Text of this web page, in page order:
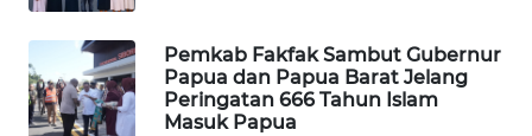
Pemkab Fakfak Sambut Gubernur
Papua dan Papua Barat Jelang
Peringatan 666 Tahun Islam
Masuk Papua
WAHANA
HEALTH
WAHANA